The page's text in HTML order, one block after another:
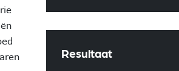
Resultaat